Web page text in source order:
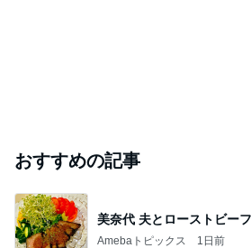
おすすめの記事
美奈代 夫とローストビー
Amebaトピックス 1日前